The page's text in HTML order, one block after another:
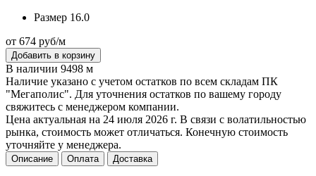
Размер 16.0
от 674 руб/м
Добавить в корзину
В наличии 9498 м
Наличие указано с учетом остатков по всем складам ПК
"Мегаполис". Для уточнения остатков по вашему городу
свяжитесь с менеджером компании.
Цена актуальная на 24 июля 2026 г. В связи с волатильностью
рынка, стоимость может отличаться. Конечную стоимость
уточняйте у менеджера.
Описание Оплата Доставка